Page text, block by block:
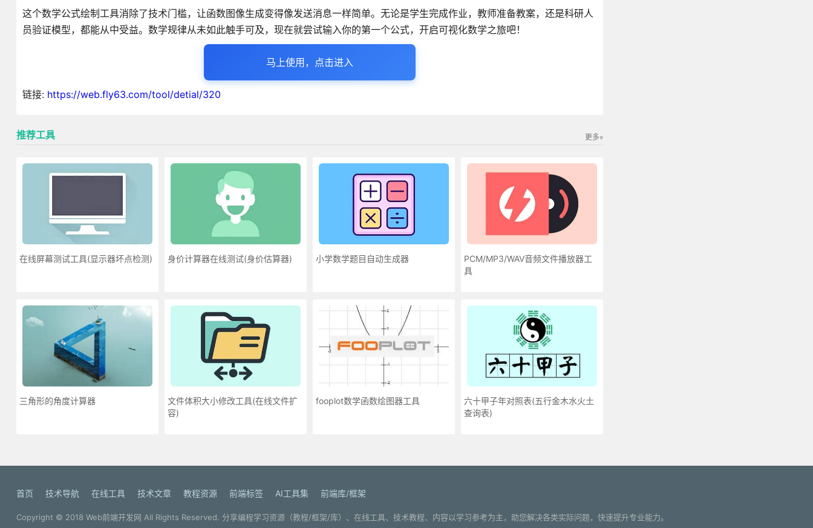
这个数学公式绘制工具消除了技术门槛，让函数图像生成变得像发送消息一样简单。无论是学生完成作业，教师准备教案，还是科研人
员验证模型，都能从中受益。数学规律从未如此触手可及，现在就尝试输入你的第一个公式，开启可视化数学之旅吧！
马上使用，点击进入
链接: https://web.fly63.com/tool/detial/320
推荐工具 更多»
在线屏幕测试工具(显示器坏点检测) 身价计算器在线测试(身价估算器) 小学数学题目自动生成器
PCM/MP3/WAV音频文件播放器工
具
三角形的角度计算器
文件体积大小修改工具(在线文件扩
容)
fooplot数学函数绘图器工具
六十甲子年对照表(五行金木水火土
查询表)
首页 技术导航 在线工具 技术文章 教程资源 前端标签 AI工具集 前端库/框架
Copyright © 2018 Web前端开发网 All Rights Reserved. 分享编程学习资源（教程/框架/库）、在线工具、技术教程、内容以学习参考为主，助您解决各类实际问题，快速提升专业能力。